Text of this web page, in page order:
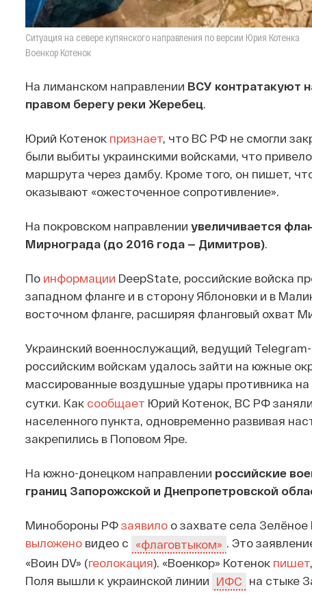
Ситуация на севере купянского направления по версии Юрия Котенка
Военкор Котенок
На лиманском направлении ВСУ контратакуют
правом берегу реки Жеребец
Юрий Котенок признает, что ВС РФ не смогли
были выбиты украинскими войсками, что
маршрута через дамбу. Кроме того, он пишет,
оказывают «ожесточенное сопротивление».
На покровском направлении увеличивается
Мирнограда (до 2016 года — Димитров).
По информации DeepState, российские войска
западном фланге и в сторону Яблоновки и в
восточном фланге, расширяя фланговый охват
Украинский военнослужащий, ведущий Telegram-
российским войскам удалось зайти на южные
массированные воздушные удары противника
сутки. Как сообщает Юрий Котенок, ВС РФ
населенного пункта, одновременно развивая
закрепились в Поповом Яре.
На южно-донецком направлении российские
границ Запорожской и Днепропетровской
Минобороны РФ заявилоо захвате села
выложеновидео с «флаговтыком» . Это
«Воин DV» (геолокация). «Военкор» Котенок пишет
Поля вышли к украинской линии ИФС на стыке